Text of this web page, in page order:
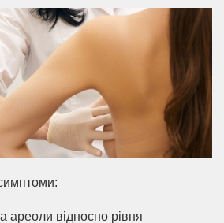
ареоли відносно рівня